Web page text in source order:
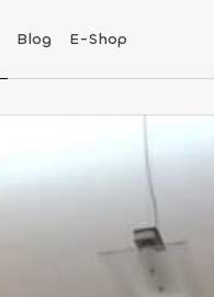
Blog E-Shop